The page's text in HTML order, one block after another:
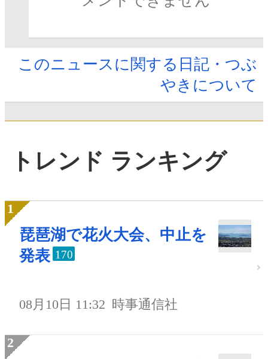
このニュースに関する日記・つぶ
やきについて
トレンド ランキング
琵琶湖で花火大会、中止を
発表 170
08月10日 11:32 時事通信社